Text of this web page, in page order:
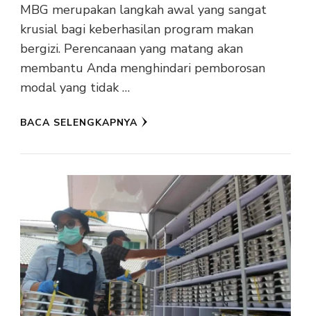
MBG merupakan langkah awal yang sangat
krusial bagi keberhasilan program makan
bergizi. Perencanaan yang matang akan
membantu Anda menghindari pemborosan
modal yang tidak …
BACA SELENGKAPNYA